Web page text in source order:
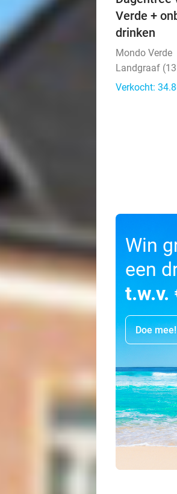
Verde +
drinken
Mondo Verde
Landgraaf
Verkocht:
Win
een
t.w.v.
Doe mee!